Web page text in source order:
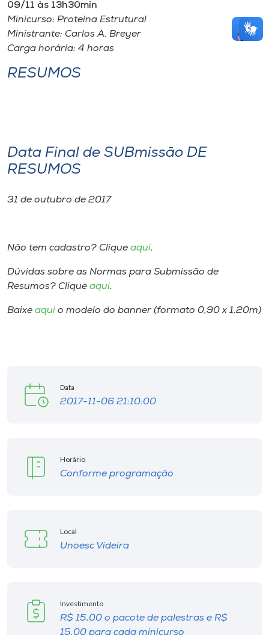
09/11 às 13h30min
Minicurso: Proteína Estrutural
Ministrante: Carlos A. Breyer
Carga horária: 4 horas
RESUMOS
Data Final de SUBmissão DE
RESUMOS
31 de outubro de 2017
Não tem cadastro? Clique aqui.
Dúvidas sobre as Normas para Submissão de
Resumos? Clique aqui.
Baixe aqui o modelo do banner (formato 0,90 x 1,20m)
Data
2017-11-06 21:10:00
Horário
Conforme programação
Local
Unoesc Videira
Investimento
R$ 15,00 o pacote de palestras e R$
15,00 para cada minicurso